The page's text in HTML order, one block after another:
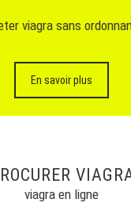
viagra sans
En savoir plus
viagra en ligne